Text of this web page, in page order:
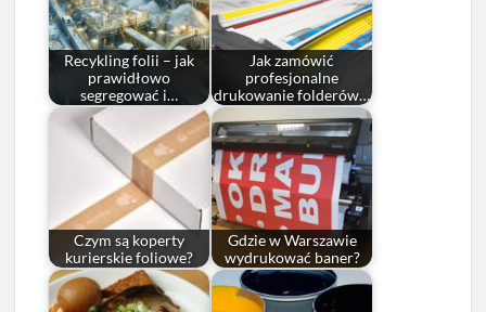
Recykling folii – jak
prawidłowo
segregować i…
Jak zamówić
profesjonalne
drukowanie folderów…
Czym są koperty
kurierskie foliowe?
Gdzie w Warszawie
wydrukować baner?